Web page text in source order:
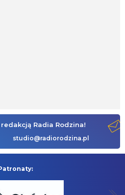
Radia Rodzina!
studio@radiorodzina.pl